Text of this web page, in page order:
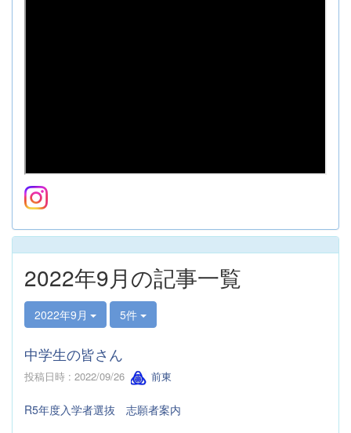
2022年9月の記事一覧
2022年9月 5件
中学生の皆さん
投稿日時 : 2022/09/26 前東
R5年度入学者選抜 志願者案内